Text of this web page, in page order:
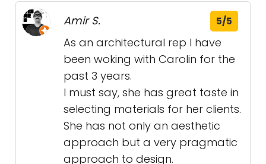
Amir S. 5/5
As an architectural rep I have
been woking with Carolin for the
past 3 years.
I must say, she has great taste in
selecting materials for her clients.
She has not only an aesthetic
approach but a very pragmatic
approach to design.